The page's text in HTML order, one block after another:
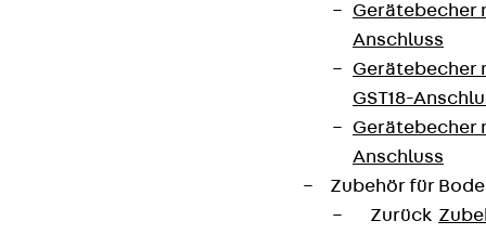
Gerätebecher
Anschluss
Gerätebecher
GST18-
Gerätebecher
Anschluss
Zubehör für
Zurück